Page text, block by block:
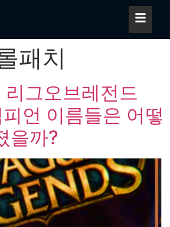
패치
그오브레전드
언 이름들은 어떻
을까?